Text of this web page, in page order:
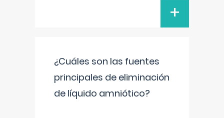
+
¿Cuáles son las fuentes
principales de eliminación
de líquido amniótico?